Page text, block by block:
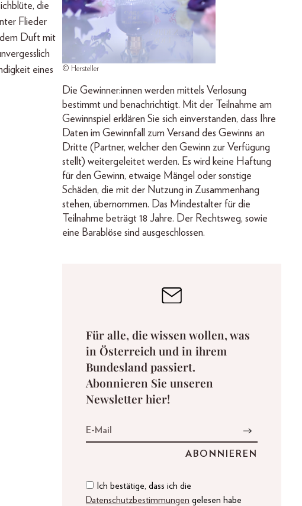
die
Flieder
dem Duft mit
eines
© Hersteller
Die Gewinner:innen werden mittels Verlosung
bestimmt und benachrichtigt. Mit der Teilnahme am
Gewinnspiel erklären Sie sich einverstanden, dass Ihre
Daten im Gewinnfall zum Versand des Gewinns an
Dritte (Partner, welcher den Gewinn zur Verfügung
stellt) weitergeleitet werden. Es wird keine Haftung
für den Gewinn, etwaige Mängel oder sonstige
Schäden, die mit der Nutzung in Zusammenhang
stehen, übernommen. Das Mindestalter für die
Teilnahme beträgt 18 Jahre. Der Rechtsweg, sowie
eine Barablöse sind ausgeschlossen.
Für alle, die wissen wollen, was
in Österreich und in ihrem
Bundesland passiert.
Abonnieren Sie unseren
Newsletter hier!
Ich bestätige, dass ich die
Datenschutzbestimmungen gelesen habe